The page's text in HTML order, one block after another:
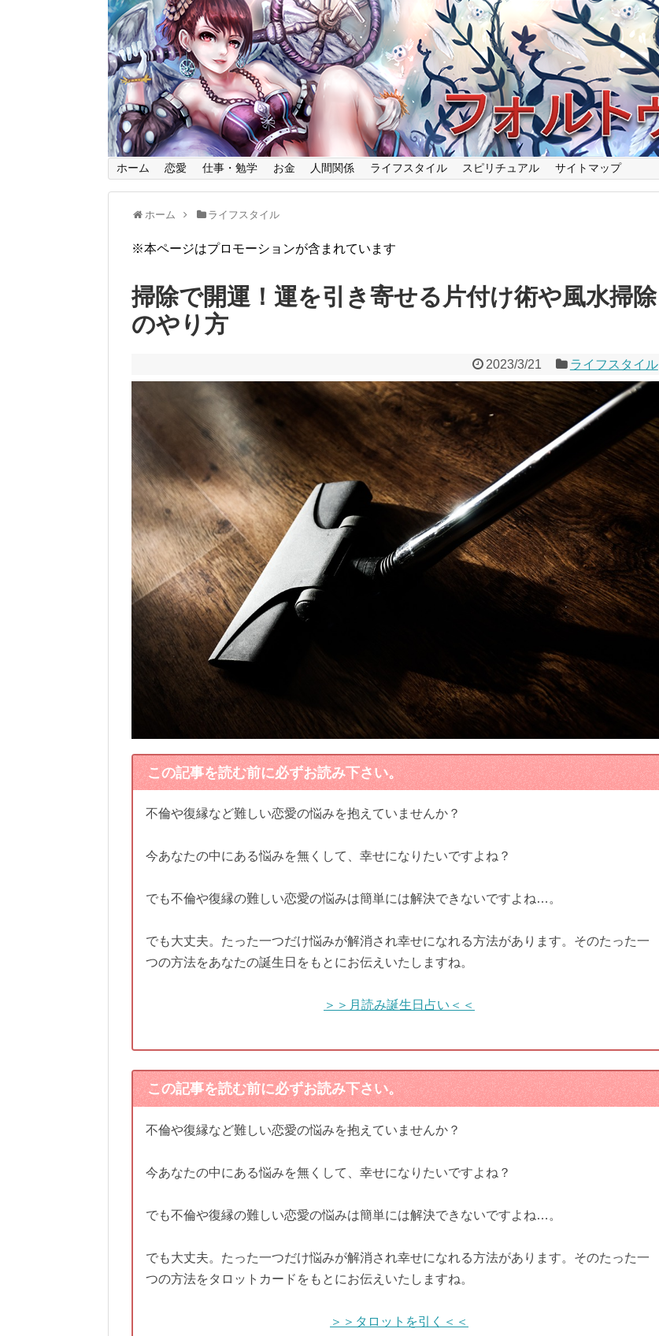
ホーム 恋愛 仕事・勉学 お金 人間関係 ライフスタイル スピリチュアル サイトマップ
ホーム ライフスタイル
※本ページはプロモーションが含まれています
掃除で開運！運を引き寄せる片付け術や風水掃除
のやり方
2023/3/21 ライフスタイル
この記事を読む前に必ずお読み下さい。
不倫や復縁など難しい恋愛の悩みを抱えていませんか？
今あなたの中にある悩みを無くして、幸せになりたいですよね？
でも不倫や復縁の難しい恋愛の悩みは簡単には解決できないですよね…。
でも大丈夫。たった一つだけ悩みが解消され幸せになれる方法があります。そのたった一
つの方法をあなたの誕生日をもとにお伝えいたしますね。
＞＞月読み誕生日占い＜＜
この記事を読む前に必ずお読み下さい。
不倫や復縁など難しい恋愛の悩みを抱えていませんか？
今あなたの中にある悩みを無くして、幸せになりたいですよね？
でも不倫や復縁の難しい恋愛の悩みは簡単には解決できないですよね…。
でも大丈夫。たった一つだけ悩みが解消され幸せになれる方法があります。そのたった一
つの方法をタロットカードをもとにお伝えいたしますね。
＞＞タロットを引く＜＜